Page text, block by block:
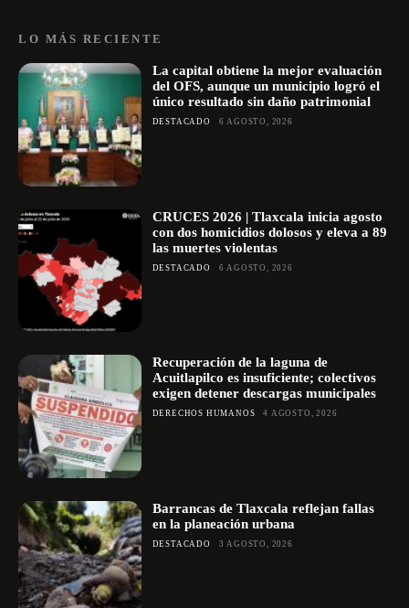
LO MÁS RECIENTE
La capital obtiene la mejor evaluación
del OFS, aunque un municipio logró el
único resultado sin daño patrimonial
DESTACADO 6 AGOSTO, 2026
CRUCES 2026 | Tlaxcala inicia agosto
con dos homicidios dolosos y eleva a 89
las muertes violentas
DESTACADO 6 AGOSTO, 2026
Recuperación de la laguna de
Acuitlapilco es insuficiente; colectivos
exigen detener descargas municipales
DERECHOS HUMANOS 4 AGOSTO, 2026
Barrancas de Tlaxcala reflejan fallas
en la planeación urbana
DESTACADO 3 AGOSTO, 2026